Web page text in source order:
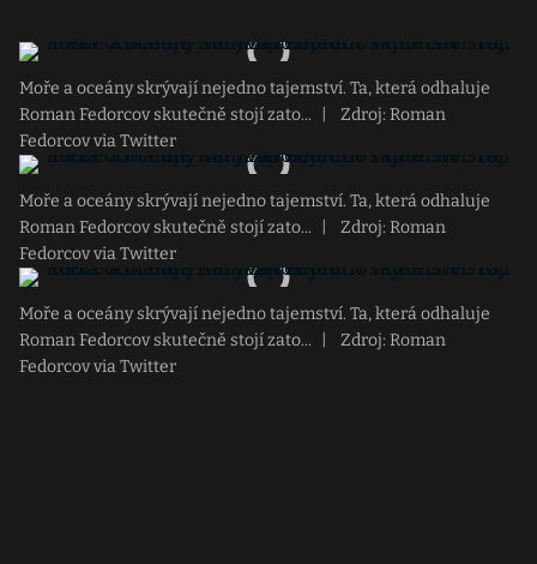
Moře a oceány skrývají nejedno tajemství. Ta, která odhaluje
Roman Fedorcov skutečně stojí zato...
Zdroj: Roman
Fedorcov via Twitter
Moře a oceány skrývají nejedno tajemství. Ta, která odhaluje
Roman Fedorcov skutečně stojí zato...
Zdroj: Roman
Fedorcov via Twitter
Moře a oceány skrývají nejedno tajemství. Ta, která odhaluje
Roman Fedorcov skutečně stojí zato...
Zdroj: Roman
Fedorcov via Twitter